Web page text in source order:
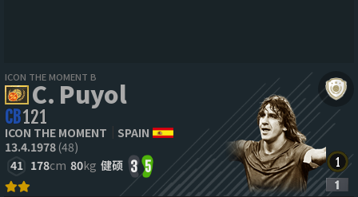
ICON THE MOMENT B
C. Puyol
CB121
ICON THE MOMENT
SPAIN
13.4.1978(48)
41 178cm 80kg 健硕 3 5